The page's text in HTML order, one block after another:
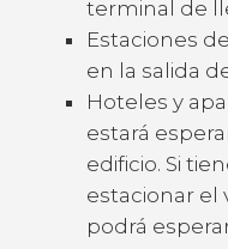
terminal de
Estaciones
en la salida
Hoteles y
estará
edificio. Si
estacionar el
podrá